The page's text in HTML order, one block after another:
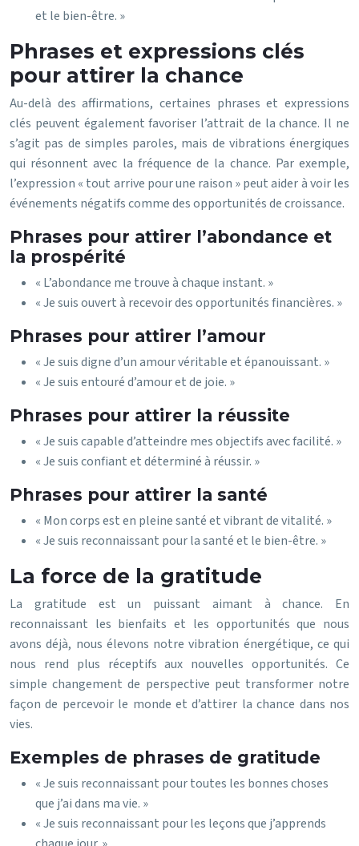
et le bien-être. »
Phrases et expressions clés
pour attirer la chance
Au-delà des affirmations, certaines phrases et expressions
clés peuvent également favoriser l’attrait de la chance. Il ne
s’agit pas de simples paroles, mais de vibrations énergiques
qui résonnent avec la fréquence de la chance. Par exemple,
l’expression « tout arrive pour une raison » peut aider à voir les
événements négatifs comme des opportunités de croissance.
Phrases pour attirer l’abondance et
la prospérité
« L’abondance me trouve à chaque instant. »
« Je suis ouvert à recevoir des opportunités financières. »
Phrases pour attirer l’amour
« Je suis digne d’un amour véritable et épanouissant. »
« Je suis entouré d’amour et de joie. »
Phrases pour attirer la réussite
« Je suis capable d’atteindre mes objectifs avec facilité. »
« Je suis confiant et déterminé à réussir. »
Phrases pour attirer la santé
« Mon corps est en pleine santé et vibrant de vitalité. »
« Je suis reconnaissant pour la santé et le bien-être. »
La force de la gratitude
La gratitude est un puissant aimant à chance. En
reconnaissant les bienfaits et les opportunités que nous
avons déjà, nous élevons notre vibration énergétique, ce qui
nous rend plus réceptifs aux nouvelles opportunités. Ce
simple changement de perspective peut transformer notre
façon de percevoir le monde et d’attirer la chance dans nos
vies.
Exemples de phrases de gratitude
« Je suis reconnaissant pour toutes les bonnes choses
que j’ai dans ma vie. »
« Je suis reconnaissant pour les leçons que j’apprends